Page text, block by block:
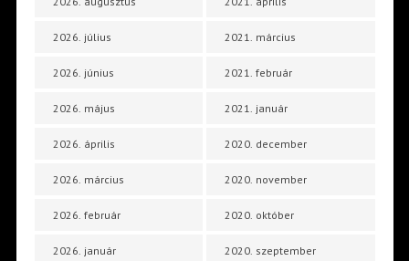
2026. július
2026. június
2026. május
2026. április
2026. március
2026. február
2026. január
2021. március
2021. február
2021. január
2020. december
2020. november
2020. október
2020. szeptember